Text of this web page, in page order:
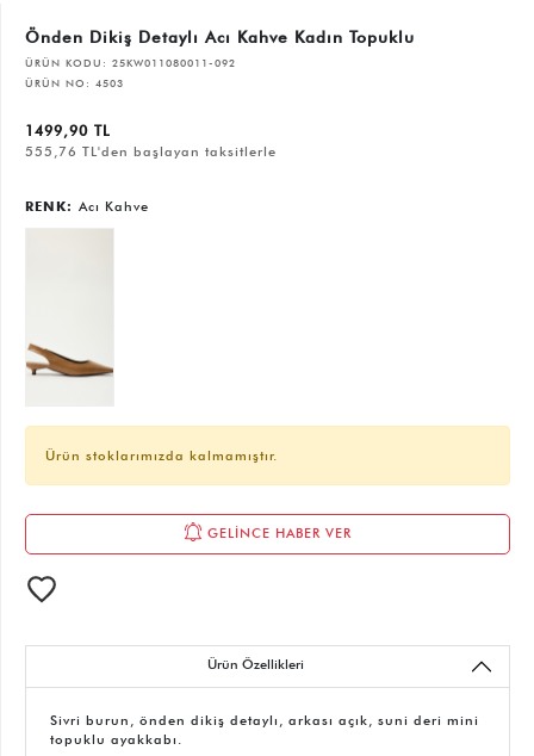
Önden Dikiş Detaylı Acı Kahve Kadın Topuklu
ÜRÜN KODU: 25KW011080011-092
ÜRÜN NO: 4503
1499,90 TL
555,76 TL'den başlayan taksitlerle
RENK: Acı Kahve
Ürün stoklarımızda kalmamıştır.
GELİNCE HABER VER
Ürün Özellikleri
Sivri burun, önden dikiş detaylı, arkası açık, suni deri mini
topuklu ayakkabı.